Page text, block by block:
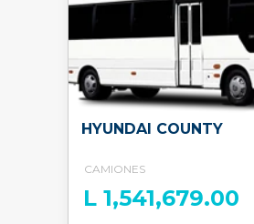
HYUNDAI COUNTY
CAMIONES
L 1,541,679.00